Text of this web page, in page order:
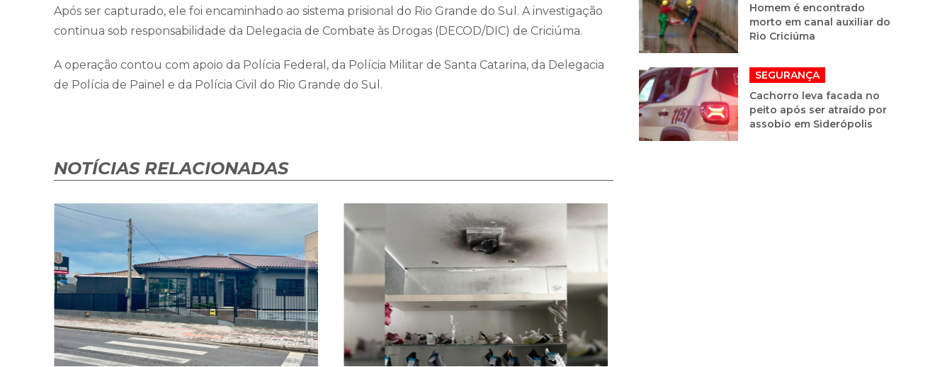
Após ser capturado, ele foi encaminhado ao sistema prisional do Rio Grande do Sul. A investigação
continua sob responsabilidade da Delegacia de Combate às Drogas (DECOD/DIC) de Criciúma.
A operação contou com apoio da Polícia Federal, da Polícia Militar de Santa Catarina, da Delegacia
de Polícia de Painel e da Polícia Civil do Rio Grande do Sul.
NOTÍCIAS RELACIONADAS
Homem é encontrado
morto em canal auxiliar do
Rio Criciúma
SEGURANÇA
Cachorro leva facada no
peito após ser atraído por
assobio em Siderópolis